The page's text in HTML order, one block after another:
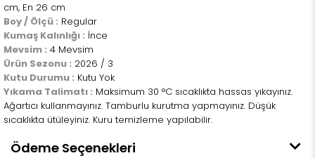
cm, En 26 cm
Boy / Ölçü : Regular
Kumaş Kalınlığı : İnce
Mevsim : 4 Mevsim
Ürün Sezonu : 2026 / 3
Kutu Durumu : Kutu Yok
Yıkama Talimatı : Maksimum 30 °C sıcaklıkta hassas yıkayınız.
Ağartıcı kullanmayınız. Tamburlu kurutma yapmayınız. Düşük
sıcaklıkta ütüleyiniz. Kuru temizleme yapılabilir.
Ödeme Seçenekleri